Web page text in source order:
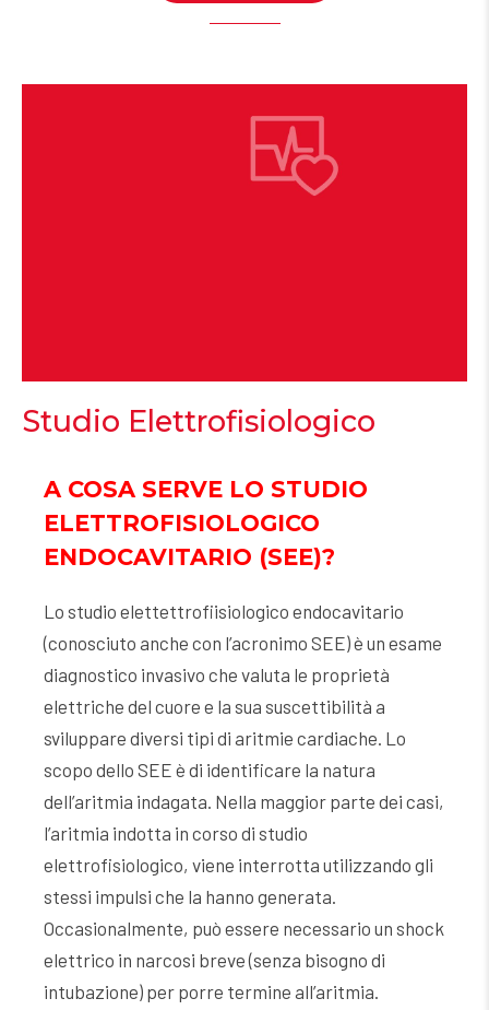
Studio Elettrofisiologico
A COSA SERVE LO STUDIO
ELETTROFISIOLOGICO
ENDOCAVITARIO (SEE)?
Lo studio elettettrofiisiologico endocavitario
(conosciuto anche con l’acronimo SEE) è un esame
diagnostico invasivo che valuta le proprietà
elettriche del cuore e la sua suscettibilità a
sviluppare diversi tipi di aritmie cardiache. Lo
scopo dello SEE è di identificare la natura
dell’aritmia indagata. Nella maggior parte dei casi,
l’aritmia indotta in corso di studio
elettrofisiologico, viene interrotta utilizzando gli
stessi impulsi che la hanno generata.
Occasionalmente, può essere necessario un shock
elettrico in narcosi breve (senza bisogno di
intubazione) per porre termine all’aritmia.